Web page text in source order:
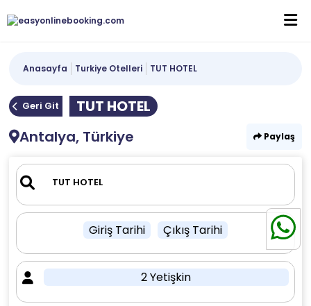
Anasayfa Turkiye Otelleri TUT HOTEL
Geri Git
TUT HOTEL
Antalya, Türkiye
Paylaş
Giriş Tarihi Çıkış Tarihi
2 Yetişkin